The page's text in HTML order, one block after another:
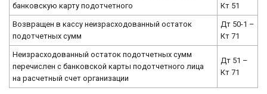
банковскую карту подотчетного
Кт 51
Возвращен в кассу неизрасходованный остаток
подотчетных сумм
Дт 50-1 –
Кт 71
Неизрасходованный остаток подотчетных сумм
перечислен с банковской карты подотчетного лица
на расчетный счет организации
Дт 51 –
Кт 71